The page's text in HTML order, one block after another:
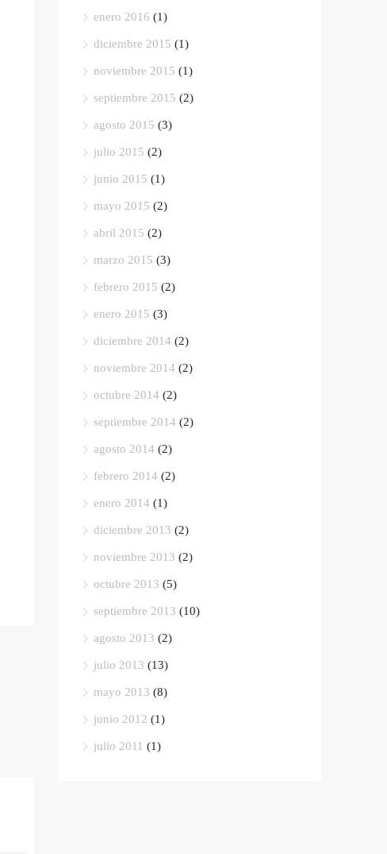
enero 2016 (1)
diciembre 2015 (1)
noviembre 2015 (1)
septiembre 2015 (2)
agosto 2015 (3)
julio 2015 (2)
junio 2015 (1)
mayo 2015 (2)
abril 2015 (2)
marzo 2015 (3)
febrero 2015 (2)
enero 2015 (3)
diciembre 2014 (2)
noviembre 2014 (2)
octubre 2014 (2)
septiembre 2014 (2)
agosto 2014 (2)
febrero 2014 (2)
enero 2014 (1)
diciembre 2013 (2)
noviembre 2013 (2)
octubre 2013 (5)
septiembre 2013 (10)
agosto 2013 (2)
julio 2013 (13)
mayo 2013 (8)
junio 2012 (1)
julio 2011 (1)